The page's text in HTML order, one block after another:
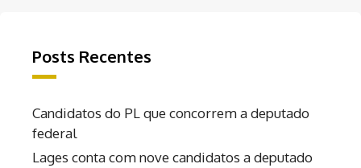
Posts Recentes
Candidatos do PL que concorrem a deputado
federal
Lages conta com nove candidatos a deputado